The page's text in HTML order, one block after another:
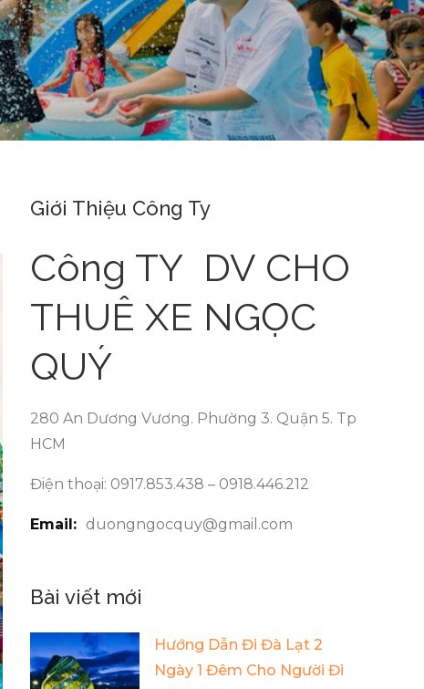
Giới Thiệu Công Ty
Công TY DV CHO
THUÊ XE NGỌC
QUÝ
280 An Dương Vương. Phường 3. Quận 5. Tp
HCM
Điện thoại: 0917.853.438 – 0918.446.212
Email: duongngocquy@gmail.com
Bài viết mới
Hướng Dẫn Đi Đà Lạt 2
Ngày 1 Đêm Cho Người Đi